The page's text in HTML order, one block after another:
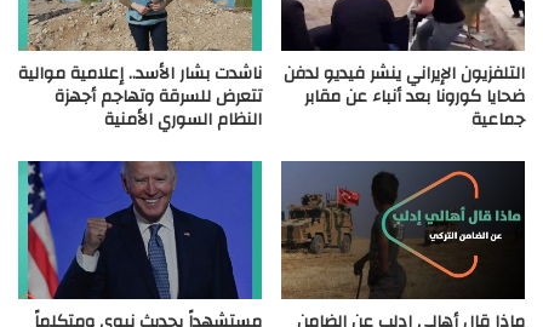
التلفزيون الإيراني ينشر فيديو لدفن
ضحايا كورونا بعد أنباء عن مقابر
جماعية
ناشدت بشار الأسد.. إعلامية موالية
تتعرض للسرقة وتهاجم أجهزة
النظام السوري الأمنية